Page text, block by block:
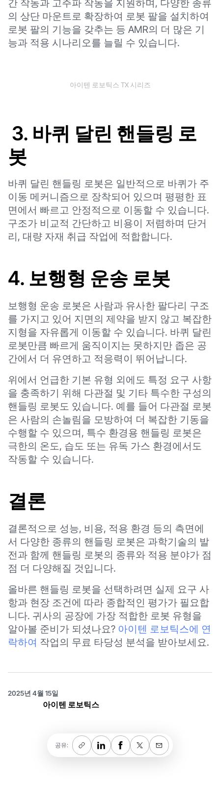
간 작동과 고주파 작동을 지원하며, 다양한 종류
의 상단 마운트로 확장하여 로봇 팔을 설치하여
로봇 팔의 기능을 갖추는 등 AMR의 더 많은 기
능과 적용 시나리오를 늘릴 수 있습니다.
아이텐 로보틱스 TX 시리즈
3. 바퀴 달린 핸들링 로
봇
바퀴 달린 핸들링 로봇은 일반적으로 바퀴가 주
이동 메커니즘으로 장착되어 있으며 평평한 표
면에서 빠르고 안정적으로 이동할 수 있습니다.
구조가 비교적 간단하고 비용이 저렴하며 단거
리, 대량 자재 취급 작업에 적합합니다.
4. 보행형 운송 로봇
보행형 운송 로봇은 사람과 유사한 팔다리 구조
를 가지고 있어 지면의 제약을 받지 않고 복잡한
지형을 자유롭게 이동할 수 있습니다. 바퀴 달린
로봇만큼 빠르게 움직이지는 못하지만 좁은 공
간에서 더 유연하고 적응력이 뛰어납니다.
위에서 언급한 기본 유형 외에도 특정 요구 사항
을 충족하기 위해 다관절 및 기타 특수한 구성의
핸들링 로봇도 있습니다. 예를 들어 다관절 로봇
은 사람의 손놀림을 모방하여 더 복잡한 기동을
수행할 수 있으며, 특수 환경용 핸들링 로봇은
극한의 온도, 습도 또는 유독 가스 환경에서도
작동할 수 있습니다.
결론
결론적으로 성능, 비용, 적용 환경 등의 측면에
서 다양한 종류의 핸들링 로봇은 과학기술의 발
전과 함께 핸들링 로봇의 종류와 적용 분야가 점
점 더 다양해질 것입니다.
올바른 핸들링 로봇을 선택하려면 실제 요구 사
항과 현장 조건에 따라 종합적인 평가가 필요합
니다. 귀사의 공장에 가장 적합한 로봇 유형을
알아볼 준비가 되셨나요? 아이텐 로보틱스에 연
락하여 작업의 무료 타당성 분석을 받아보세요.
2025년 4월 15일
아이텐 로보틱스
공유: